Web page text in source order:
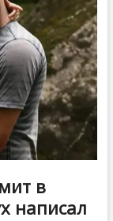
в
написал